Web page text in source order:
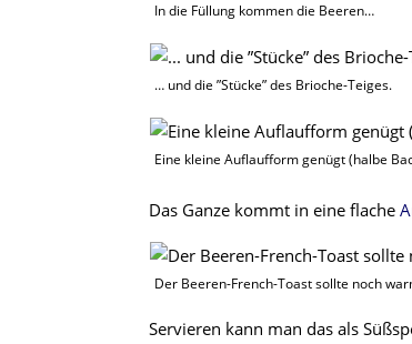
In die Füllung kommen die Beeren…
… und die ”Stücke” des Brioche-Teiges.
Eine kleine Auflaufform genügt (halbe
Das Ganze kommt in eine flache
Der Beeren-French-Toast sollte noch
Servieren kann man das als